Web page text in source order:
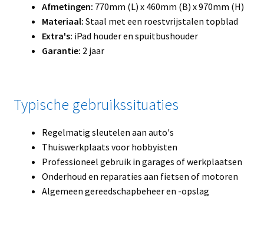
Afmetingen: 770mm (L) x 460mm (B) x 970mm (H)
Materiaal: Staal met een roestvrijstalen topblad
Extra's: iPad houder en spuitbushouder
Garantie: 2 jaar
Typische gebruikssituaties
Regelmatig sleutelen aan auto's
Thuiswerkplaats voor hobbyisten
Professioneel gebruik in garages of werkplaatsen
Onderhoud en reparaties aan fietsen of motoren
Algemeen gereedschapbeheer en -opslag